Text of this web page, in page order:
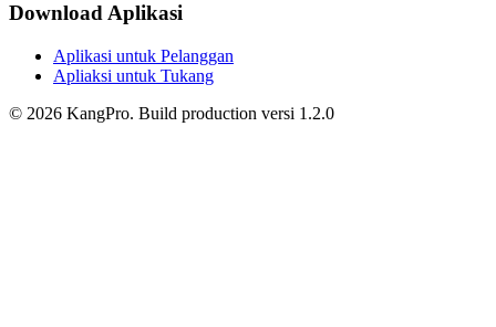
Download Aplikasi
Aplikasi untuk Pelanggan
Apliaksi untuk Tukang
© 2026 KangPro. Build production versi 1.2.0